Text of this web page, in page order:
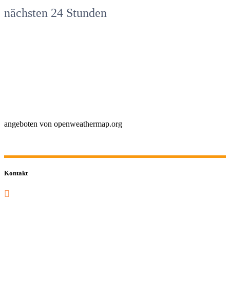
nächsten 24 Stunden
angeboten von openweathermap.org
Kontakt